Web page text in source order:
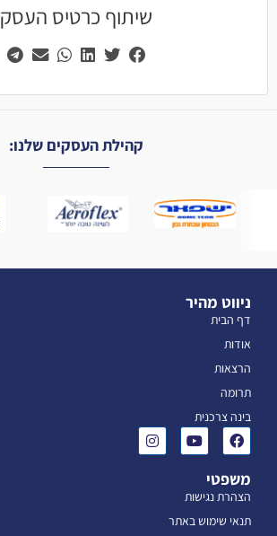
שיתוף כרטיס העסק
קהילת העסקים שלנו:
ניווט מהיר
דף הבית
אודות
הרצאות
תרומה
בינה צרכנית
משפטי
הצהרת נגישות
תנאי שימוש באתר